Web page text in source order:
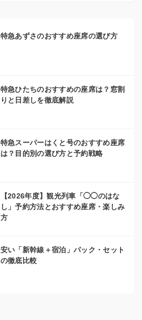
特急あずさのおすすめ座席の選び方
特急ひたちのおすすめの座席は？窓割
りと日差しを徹底解説
特急スーパーはくと号のおすすめ座席
は？目的別の選び方と予約戦略
【2026年度】観光列車「◯◯のはな
し」予約方法とおすすめ座席・楽しみ
方
安い「新幹線＋宿泊」パック・セット
の徹底比較